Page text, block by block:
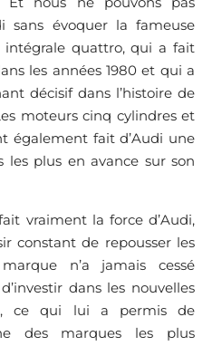
sans évoquer la fameuse
intégrale quattro, qui a fait
les années 1980 et qui a
décisif dans l’histoire de
moteurs cinq cylindres et
également fait d’Audi une
les plus en avance sur son
vraiment la force d’Audi,
constant de repousser les
n’a jamais cessé
dans les nouvelles
ce qui lui a permis de
des marques les plus